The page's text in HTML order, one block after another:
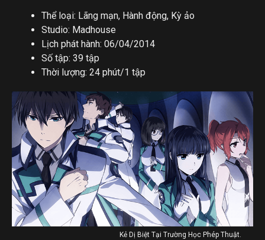
Thể loại: Lãng mạn, Hành động, Kỳ ảo
Studio: Madhouse
Lịch phát hành: 06/04/2014
Số tập: 39 tập
Thời lượng: 24 phút/1 tập
Kẻ Dị Biệt Tại Trường Học Phép Thuật.